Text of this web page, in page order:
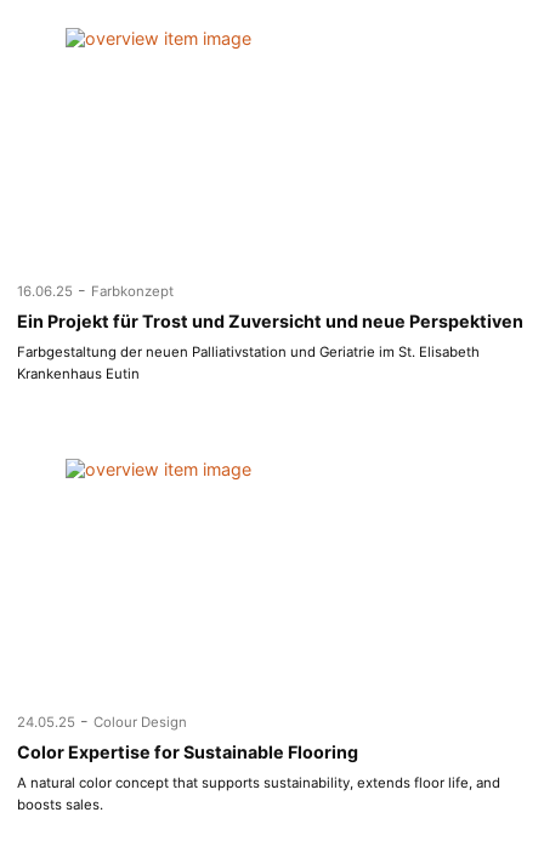
16.06.25 - Farbkonzept
Ein Projekt für Trost und Zuversicht und neue Perspektiven
Farbgestaltung der neuen Palliativstation und Geriatrie im St. Elisabeth
Krankenhaus Eutin
24.05.25 - Colour Design
Color Expertise for Sustainable Flooring
A natural color concept that supports sustainability, extends floor life, and
boosts sales.